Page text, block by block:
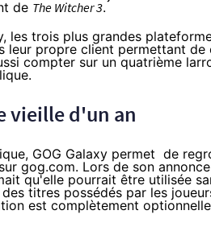
de The Witcher 3.
, les trois plus grandes
leur propre client permettant
compter sur un quatrième
vieille d'un an
GOG Galaxy permet de
gog.com. Lors de son
qu'elle pourrait être utilisée
titres possédés par les
est complètement